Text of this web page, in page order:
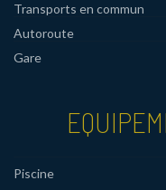
Transports en commun
Autoroute
Gare
Piscine